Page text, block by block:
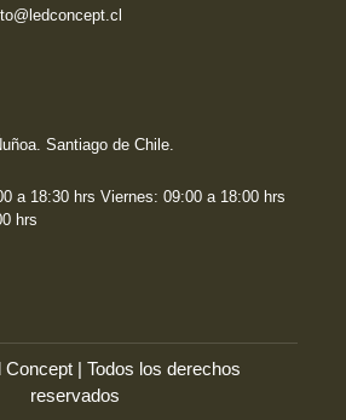
Santiago de Chile.
a 18:30 hrs Viernes: 09:00 a 18:00 hrs
hrs
| Todos los derechos
reservados